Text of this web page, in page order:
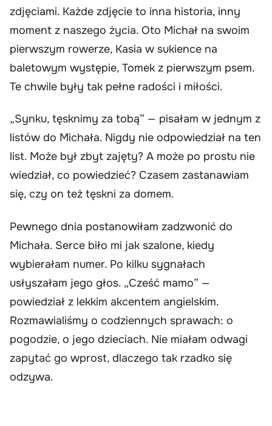
zdjęciami. Każde zdjęcie to inna historia, inny
moment z naszego życia. Oto Michał na swoim
pierwszym rowerze, Kasia w sukience na
baletowym występie, Tomek z pierwszym psem.
Te chwile były tak pełne radości i miłości.
„Synku, tęsknimy za tobą” — pisałam w jednym z
listów do Michała. Nigdy nie odpowiedział na ten
list. Może był zbyt zajęty? A może po prostu nie
wiedział, co powiedzieć? Czasem zastanawiam
się, czy on też tęskni za domem.
Pewnego dnia postanowiłam zadzwonić do
Michała. Serce biło mi jak szalone, kiedy
wybierałam numer. Po kilku sygnałach
usłyszałam jego głos. „Cześć mamo” —
powiedział z lekkim akcentem angielskim.
Rozmawialiśmy o codziennych sprawach: o
pogodzie, o jego dzieciach. Nie miałam odwagi
zapytać go wprost, dlaczego tak rzadko się
odzywa.